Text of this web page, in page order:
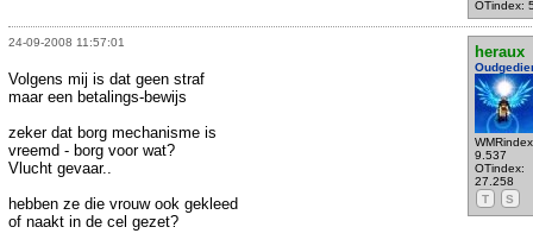
OTindex:
24-09-2008 11:57:01
heraux
9.537
OTindex:
27.258
T
S
Volgens mij is dat geen straf
maar een betalings-bewijs
zeker dat borg mechanisme is
vreemd - borg voor wat?
Vlucht gevaar..
hebben ze die vrouw ook gekleed
of naakt in de cel gezet?